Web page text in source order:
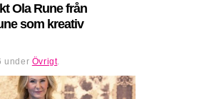
Ola Rune från
som kreativ
under Övrigt.